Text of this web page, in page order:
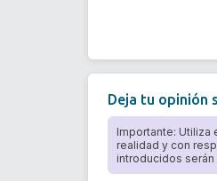
Deja tu opinión
Importante: Utiliza
realidad y con
introducidos